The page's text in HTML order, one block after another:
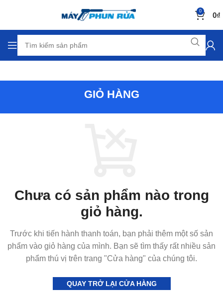
0 0₫
GIỎ HÀNG
Chưa có sản phẩm nào trong
giỏ hàng.
Trước khi tiến hành thanh toán, bạn phải thêm một số sản
phẩm vào giỏ hàng của mình. Bạn sẽ tìm thấy rất nhiều sản
phẩm thú vị trên trang "Cửa hàng" của chúng tôi.
QUAY TRỞ LẠI CỬA HÀNG